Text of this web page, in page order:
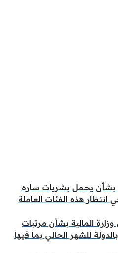
بشأن يحمل بشريات ساره
هذه الفئات العاملة
المالية بشأن مرتبات
للشهر الحالي بما فيها